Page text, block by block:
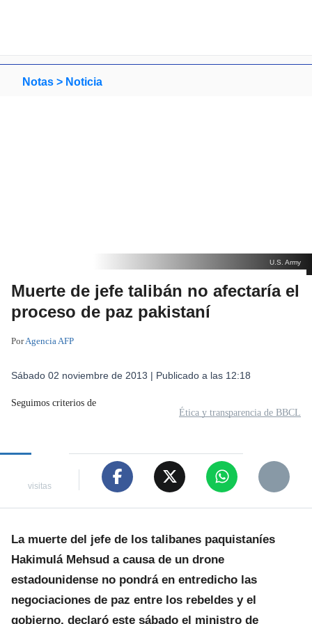
Notas >Noticia
U.S. Army
Muerte de jefe talibán no
afectaría el proceso de paz
pakistaní
Sábado 02 noviembre de 2013 | Publicado a las 12:18
visitas
La muerte del jefe de los talibanes paquistaníes
Hakimulá Mehsud a causa de un drone
estadounidense no pondrá en entredicho las
negociaciones de paz entre los rebeldes y el